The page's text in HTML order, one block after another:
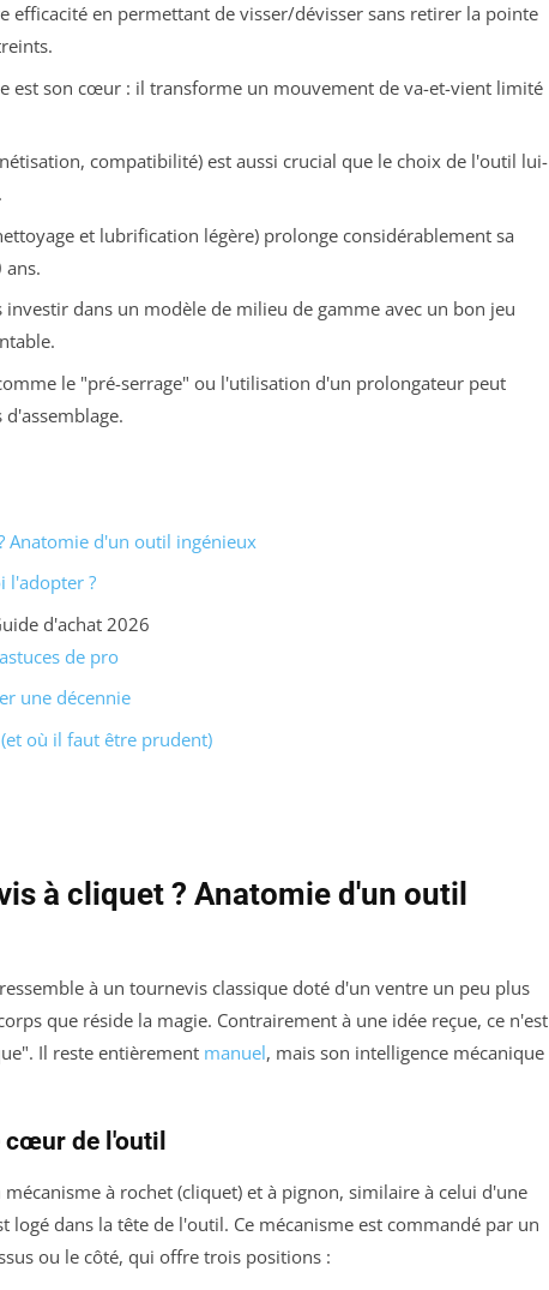
efficacité en permettant de visser/dévisser sans retirer la pointe
est son cœur : il transforme un mouvement de va-et-vient limité
compatibilité) est aussi crucial que le choix de l'outil lui-
et lubrification légère) prolonge considérablement sa
ans.
dans un modèle de milieu de gamme avec un bon jeu
le "pré-serrage" ou l'utilisation d'un prolongateur peut
Anatomie d'un outil ingénieux
l'adopter ?
d'achat 2026
de pro
une décennie
où il faut être prudent)
à cliquet ? Anatomie d'un outil
à un tournevis classique doté d'un ventre un peu plus
que réside la magie. Contrairement à une idée reçue, ce n'est
Il reste entièrement manuel, mais son intelligence mécanique
cœur de l'outil
à rochet (cliquet) et à pignon, similaire à celui d'une
logé dans la tête de l'outil. Ce mécanisme est commandé par un
ou le côté, qui offre trois positions :